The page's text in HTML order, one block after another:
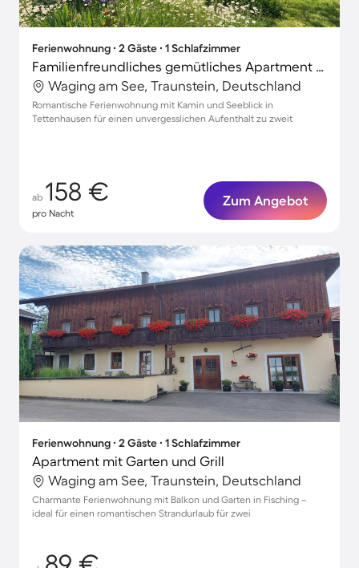
Ferienwohnung ∙ 2 Gäste ∙ 1 Schlafzimmer
Familienfreundliches gemütliches Apartment mit Garten, Terrasse und Grill | Seeblick | Hunde erlaubt
Waging am See, Traunstein, Deutschland
Romantische Ferienwohnung mit Kamin und Seeblick in
Tettenhausen für einen unvergesslichen Aufenthalt zu zweit
ab 158 €
pro Nacht
Zum Angebot
Ferienwohnung ∙ 2 Gäste ∙ 1 Schlafzimmer
Apartment mit Garten und Grill
Waging am See, Traunstein, Deutschland
Charmante Ferienwohnung mit Balkon und Garten in Fisching –
ideal für einen romantischen Strandurlaub für zwei